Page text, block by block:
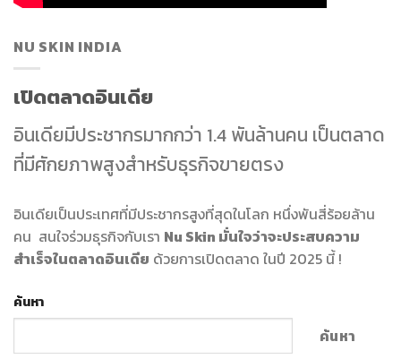
NU SKIN INDIA
เปิดตลาดอินเดีย
อินเดียมีประชากรมากกว่า 1.4 พันล้านคน เป็นตลาด
ที่มีศักยภาพสูงสำหรับธุรกิจขายตรง
อินเดียเป็นประเทศที่มีประชากรสูงที่สุดในโลก หนึ่งพันสี่ร้อยล้าน
คน สนใจร่วมธุรกิจกับเรา Nu Skin มั่นใจว่าจะประสบความ
สำเร็จในตลาดอินเดีย ด้วยการเปิดตลาด ในปี 2025 นี้ !
ค้นหา
ค้นหา